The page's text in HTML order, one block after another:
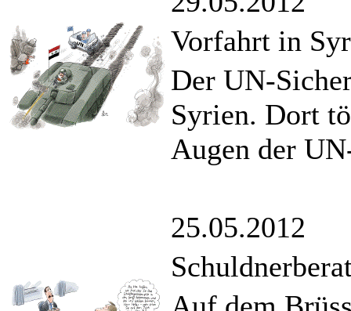
Vorfahrt in
Der UN-
Syrien. Dort
Augen der
25.05.2012